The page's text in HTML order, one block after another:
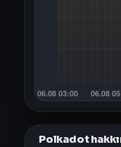
Polkadot